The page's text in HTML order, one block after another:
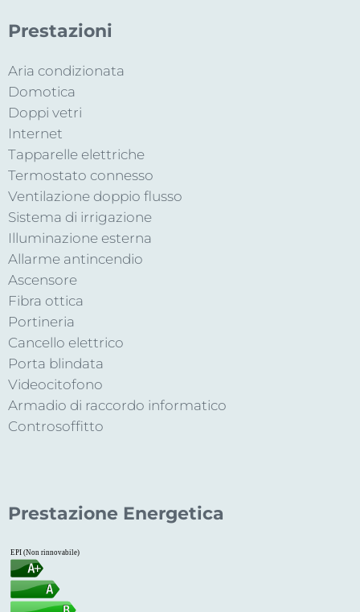
Prestazioni
Aria condizionata
Domotica
Doppi vetri
Internet
Tapparelle elettriche
Termostato connesso
Ventilazione doppio flusso
Sistema di irrigazione
Illuminazione esterna
Allarme antincendio
Ascensore
Fibra ottica
Portineria
Cancello elettrico
Porta blindata
Videocitofono
Armadio di raccordo informatico
Controsoffitto
Prestazione Energetica
EPI (Non rinnovabile)